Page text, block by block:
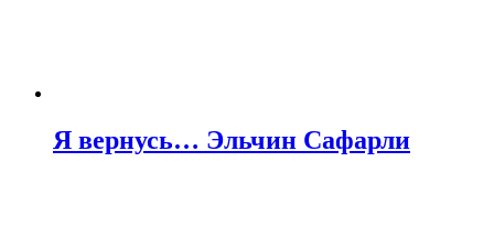
Я вернусь… Эльчин Сафарли